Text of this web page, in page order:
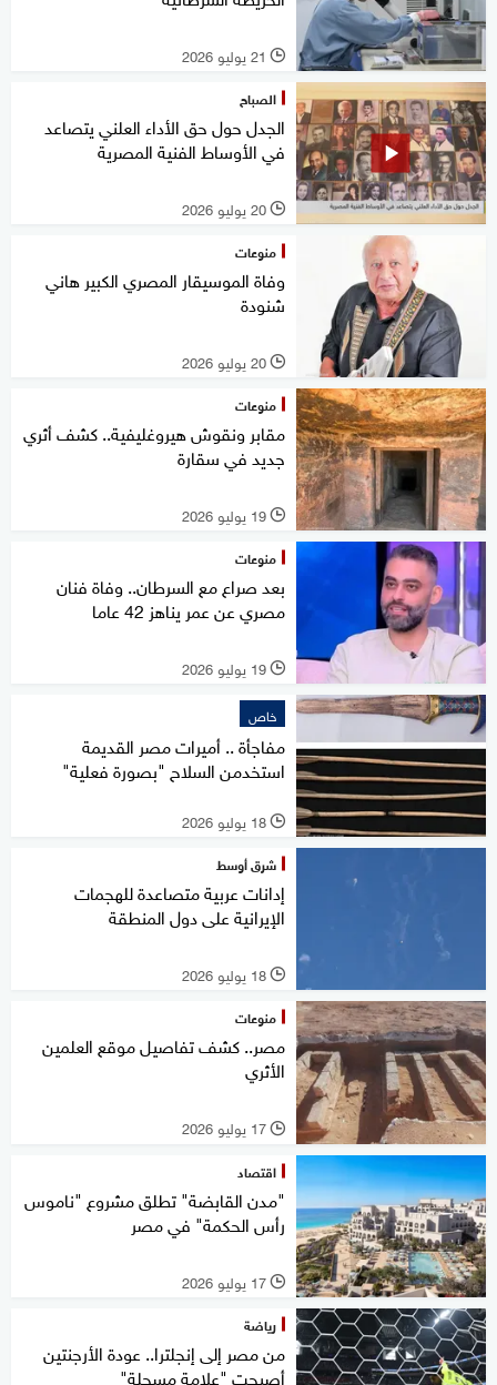
l 21 يوليو 2026
الصباح
الجدل حول حق الأداء العلني يتصاعد
في الأوساط الفنية المصرية
l 20 يوليو 2026
منوعات
وفاة الموسيقار المصري الكبير هاني
شنودة
l 20 يوليو 2026
منوعات
مقابر ونقوش هيروغليفية.. كشف أثري
جديد في سقارة
l 19 يوليو 2026
منوعات
بعد صراع مع السرطان.. وفاة فنان
مصري عن عمر يناهز 42 عاما
l 19 يوليو 2026
خاص
مفاجأة .. أميرات مصر القديمة
استخدمن السلاح "بصورة فعلية"
l 18 يوليو 2026
شرق أوسط
إدانات عربية متصاعدة للهجمات
الإيرانية على دول المنطقة
l 18 يوليو 2026
منوعات
مصر.. كشف تفاصيل موقع العلمين
الأثري
l 17 يوليو 2026
اقتصاد
"مدن القابضة" تطلق مشروع "ناموس
رأس الحكمة" في مصر
l 17 يوليو 2026
رياضة
من مصر إلى إنجلترا.. عودة الأرجنتين
أصبحت "علامة مسجلة"